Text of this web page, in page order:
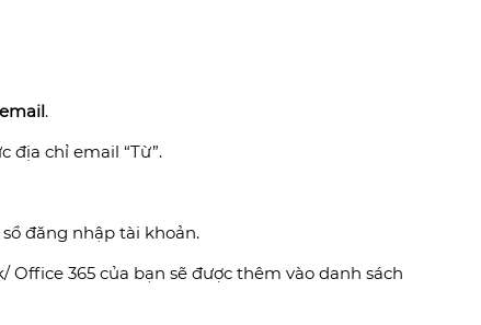
.
địa chỉ email “Từ”.
đăng nhập tài khoản.
Office 365 của bạn sẽ được thêm vào danh sách